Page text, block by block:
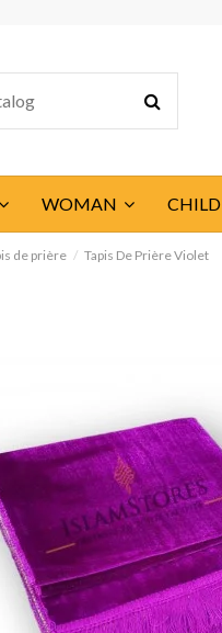
WOMAN CHILD
de prière Tapis De Prière Violet